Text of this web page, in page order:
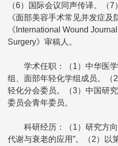
（6）国际会议同声传译。（7
《面部美容手术常见并发症及
《International Wound
Surgery》审稿人。
学术任职：（1）中华医学
组、面部年轻化学组成员。（
轻化分会委员。（3）中国研
委员会青年委员。
科研经历：（1）研究方向
代谢与衰老的应用”。（2）以